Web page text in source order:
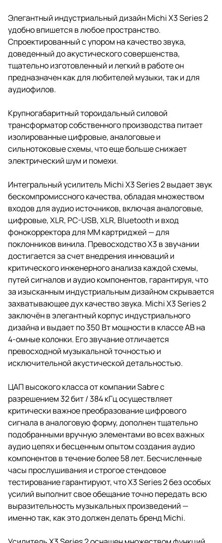
Элегантный индустриальный дизайн Michi X3 Series 2
удобно впишется в любое пространство.
Спроектированный с упором на качество звука,
доведенный до акустического совершенства,
тщательно изготовленный и легкий в работе он
предназначен как для любителей музыки, так и для
аудиофилов.
Крупногабаритный тороидальный силовой
трансформатор собственного производства питает
изолированные цифровые, аналоговые и
сильнотоковые схемы, что еще больше снижает
электрический шум и помехи.
Интегральный усилитель Michi X3 Series 2 выдает звук
бескомпромиссного качества, обладая множеством
входов для аудио источников, включая аналоговые,
цифровые, XLR, PC-USB, XLR, Bluetooth и вход
фонокорректора для MM картриджей — для
поклонников винила. Превосходство X3 в звучании
достигается за счет внедрения инноваций и
критического инженерного анализа каждой схемы,
путей сигналов и аудио компонентов, гарантируя, что
за изысканным индустриальным дизайном скрывается
захватывающее дух качество звука. Michi X3 Series 2
заключён в элегантный корпус индустриального
дизайна и выдает по 350 Вт мощности в классе AB на
4-омные колонки. Его звучание отличается
превосходной музыкальной точностью и
исключительной акустической детальностью.
ЦАП высокого класса от компании Sabre с
разрешением 32 бит / 384 кГц осуществляет
критически важное преобразование цифрового
сигнала в аналоговую форму, дополнен тщательно
подобранными вручную элементами во всех важных
аудио цепях и бесценным опытом создания аудио
компонентов в течение более 58 лет. Бесчисленные
часы прослушивания и строгое стендовое
тестирование гарантируют, что X3 Series 2 без особых
усилий выполнит свое обещание точно передать всю
выразительность музыкальных произведений —
именно так, как это должен делать бренд Michi.